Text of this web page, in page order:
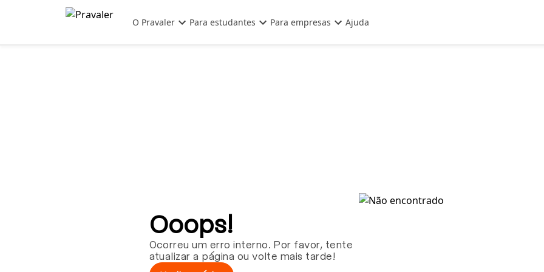
Pular para o conteúdo principal
O Pravaler Para estudantes Para empresas Ajuda
Ooops!
Ocorreu um erro interno. Por favor, tente
atualizar a página ou volte mais tarde!